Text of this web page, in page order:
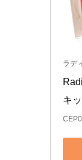
ラデ
キ